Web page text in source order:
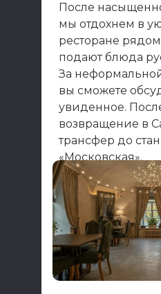
После
мы отдохнем в
ресторане
подают блюда
За
вы сможете
увиденное.
возвращение в
трансфер до
«Московская».